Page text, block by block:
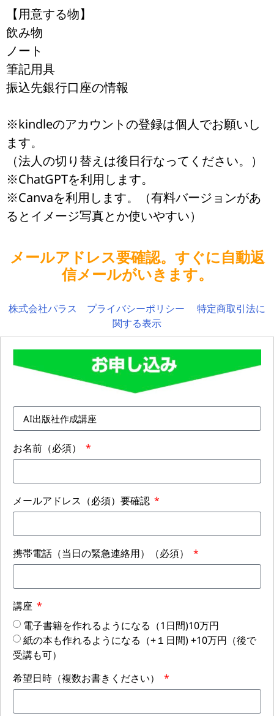
【用意する物】
飲み物
ノート
筆記用具
振込先銀行口座の情報
※kindleのアカウントの登録は個人でお願いし
ます。
（法人の切り替えは後日行なってください。）
※ChatGPTを利用します。
※Canvaを利用します。（有料バージョンがあ
るとイメージ写真とか使いやすい）
メールアドレス要確認。すぐに自動返
信メールがいきます。
株式会社パラス プライバシーポリシー 特定商取引法に
関する表示
お名前（必須）
メールアドレス（必須）要確認
携帯電話（当日の緊急連絡用）（必須）
講座
電子書籍を作れるようになる（1日間)10万円
紙の本も作れるようになる（+１日間) +10万円（後で
受講も可）
希望日時（複数お書きください）